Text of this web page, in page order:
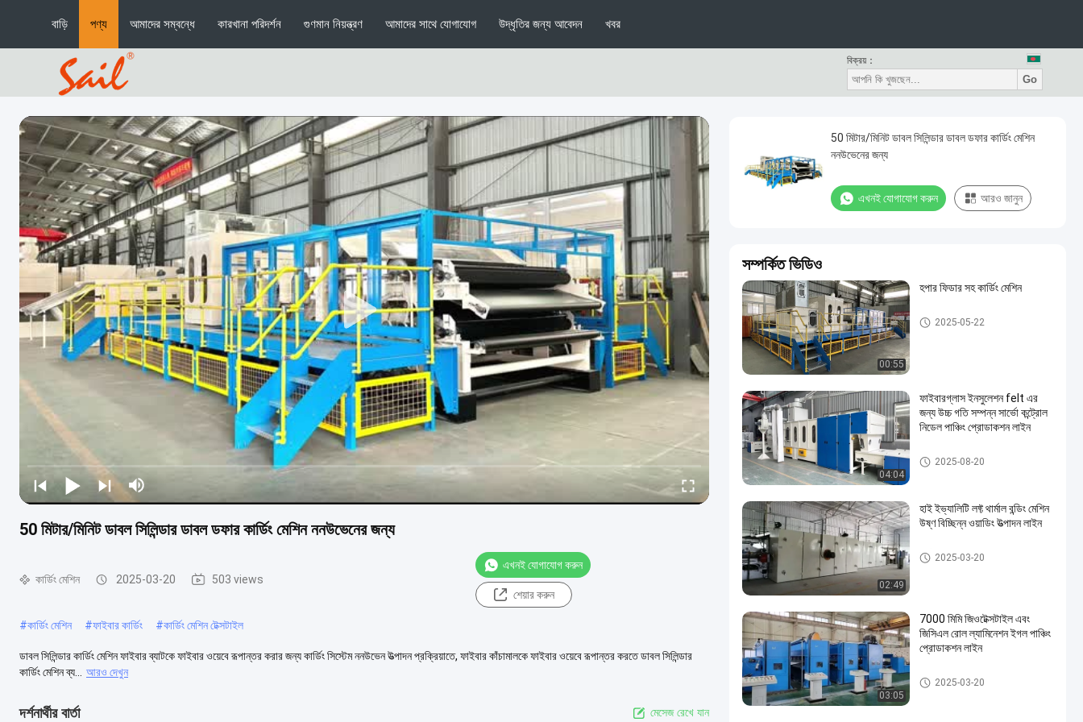
বাড়ি পণ্য আমাদের সম্বন্ধে কারখানা পরিদর্শন গুণমান নিয়ন্ত্রণ আমাদের সাথে যোগাযোগ উদ্ধৃতির জন্য আবেদন খবর
বিক্রয়：
Go
50 মিটার/মিনিট ডাবল সিলিন্ডার ডাবল ডফার কার্ডিং মেশিন ননউভেনের জন্য
কার্ডিং মেশিন 2025-03-20 503 views
এখনই যোগাযোগ করুন
শেয়ার করুন
#কার্ডিং মেশিন #ফাইবার কার্ডিং #কার্ডিং মেশিন টেক্সটাইল
ডাবল সিলিন্ডার কার্ডিং মেশিন ফাইবার ব্যাটকে ফাইবার ওয়েবে রূপান্তর করার জন্য কার্ডিং সিস্টেম ননউভেন উত্পাদন প্রক্রিয়াতে, ফাইবার কাঁচামালকে ফাইবার ওয়েবে রূপান্তর করতে ডাবল সিলিন্ডার
কার্ডিং মেশিন ব্য...
আরও দেখুন
দর্শনার্থীর বার্তা মেসেজ রেখে যান
50 মিটার/মিনিট ডাবল সিলিন্ডার ডাবল ডফার কার্ডিং মেশিন
ননউভেনের জন্য
এখনই যোগাযোগ করুন আরও জানুন
সম্পর্কিত ভিডিও
00:55
হপার ফিডার সহ কার্ডিং মেশিন
কার্ডিং মেশিন
2025-05-22
04:04
ফাইবারগ্লাস ইনসুলেশন felt এর
জন্য উচ্চ গতি সম্পন্ন সার্ভো কন্ট্রোল
নিডেল পাঞ্চিং প্রোডাকশন লাইন
ইগল পাঞ্চিং উৎপাদন লাইন
2025-08-20
02:49
হাই ইভ্যালিটি লফ্ট থার্মাল বন্ডিং মেশিন
উষ্ণ বিচ্ছিন্ন ওয়াডিং উত্পাদন লাইন
থার্মাল বন্ডিং মেশিন
2025-03-20
03:05
7000 মিমি জিওটেক্সটাইল এবং
জিসিএল রোল ল্যামিনেশন ইগল পাঞ্চিং
প্রোডাকশন লাইন
ইগল পাঞ্চিং উৎপাদন লাইন
2025-03-20